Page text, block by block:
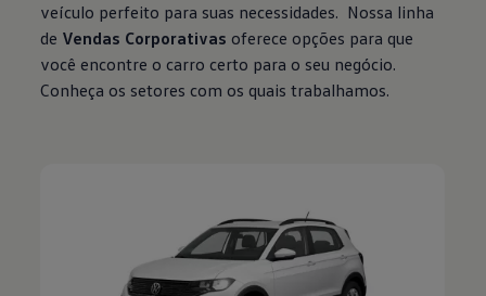
veículo perfeito para suas necessidades. Nossa linha
de Vendas Corporativas oferece opções para que
você encontre o carro certo para o seu negócio.
Conheça os setores com os quais trabalhamos.